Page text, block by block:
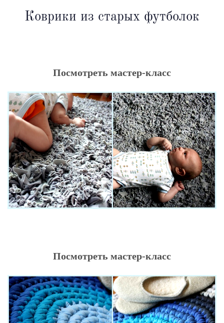
Коврики из старых футболок
Посмотреть мастер-класс
Посмотреть мастер-класс